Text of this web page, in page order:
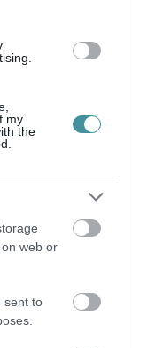
my
the
web or
sent to
beszédét Orbán
ezt azzal
NÉPSZAVAZÁSÁNAK A
kérdéseket,
be, hogy legitimálja a
BÁRMILYEN
A